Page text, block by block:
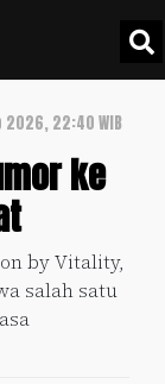
2026, 22:40 WIB
ke
by Vitality,
salah satu